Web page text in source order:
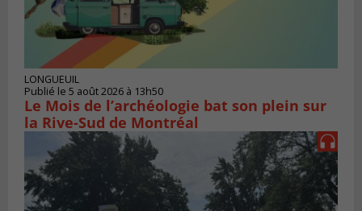
LONGUEUIL
Publié le 5 août 2026 à 13h50
Le Mois de l’archéologie bat son plein sur
la Rive-Sud de Montréal